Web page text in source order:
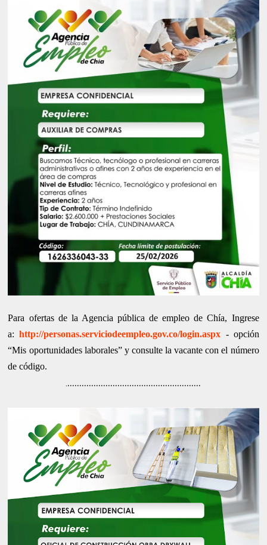
Para ofertas de la Agencia pública de empleo de Chía, Ingrese
a:http://personas.serviciodeempleo.gov.co/login.aspx - opción
“Mis oportunidades laborales” y consulte la vacante con el número
de código.
.........................................................